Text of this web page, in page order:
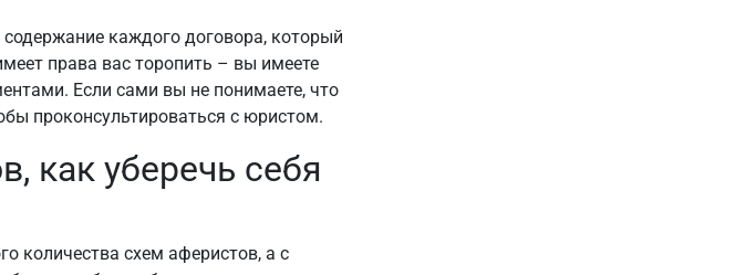
каждого договора, который
права вас торопить – вы имеете
Если сами вы не понимаете, что
проконсультироваться с юристом.
как уберечь себя
количества схем аферистов, а с